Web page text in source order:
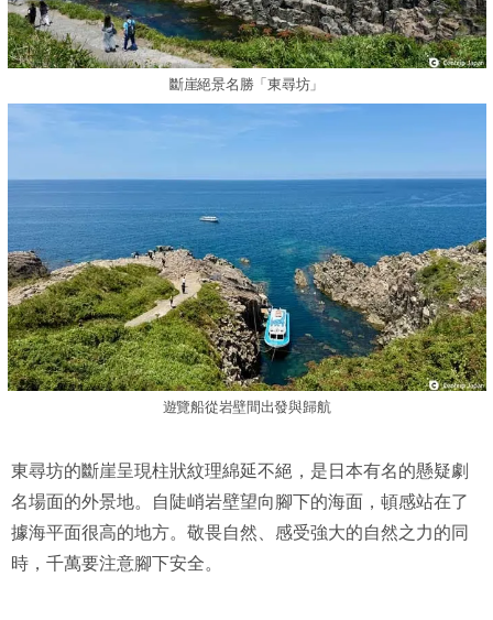
斷崖絕景名勝「東尋坊」
遊覽船從岩壁間出發與歸航
東尋坊的斷崖呈現柱狀紋理綿延不絕，是日本有名的懸疑劇
名場面的外景地。自陡峭岩壁望向腳下的海面，頓感站在了
據海平面很高的地方。敬畏自然、感受強大的自然之力的同
時，千萬要注意腳下安全。